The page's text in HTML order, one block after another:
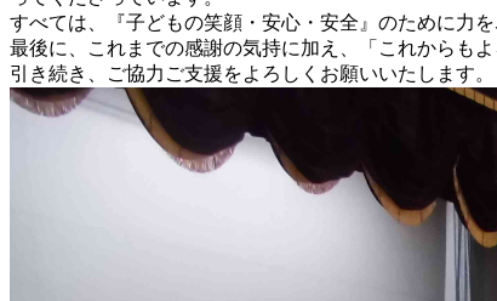
すべては、『子どもの笑顔・安心・安全』のために力を
最後に、これまでの感謝の気持に加え、「これからも
引き続き、ご協力ご支援をよろしくお願いいたします。